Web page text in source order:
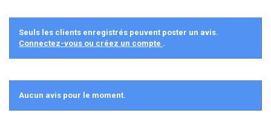
Seuls les clients enregistrés peuvent poster un avis.
Connectez-vous ou créez un compte .
Aucun avis pour le moment.